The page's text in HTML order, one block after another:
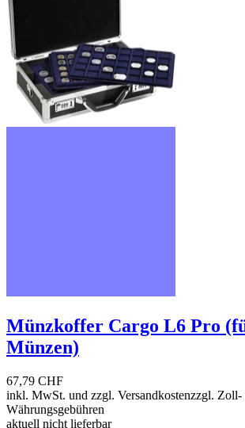
Münzkoffer Cargo L6 Pro
Münzen)
67,79 CHF
inkl. MwSt. und zzgl. Versandkostenzzgl. Zoll-
Währungsgebühren
aktuell nicht lieferbar